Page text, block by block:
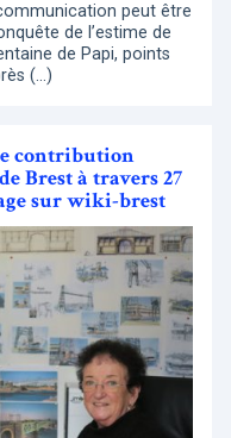
peut être
de l’estime de
de Papi, points
(…)
contribution
Brest à travers 27
sur wiki-brest